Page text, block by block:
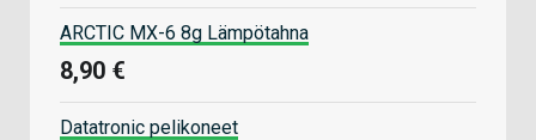
ARCTIC MX-6 8g Lämpötahna
8,90 €
Datatronic pelikoneet